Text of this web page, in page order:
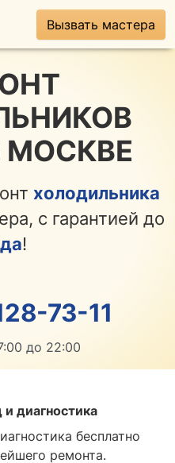
Вызвать мастера
МОСКВЕ
холодильника
с гарантией до
!
73-11
до 22:00
диагностика
бесплатно
ремонта.